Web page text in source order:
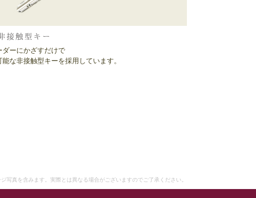
接触型キー
ダーにかざすだけで
な非接触型キーを採用しています。
写真を含みます。 実際とは異なる場合がございますのでご了承ください。